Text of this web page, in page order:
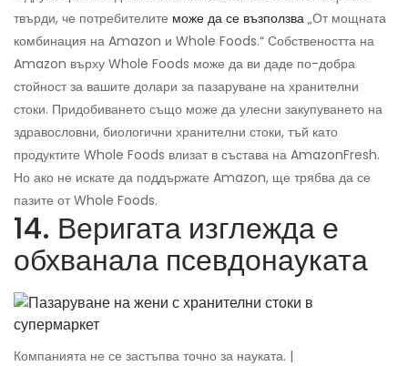
твърди, че потребителите може да се възползва „От мощната
комбинация на Amazon и Whole Foods.“ Собствеността на
Amazon върху Whole Foods може да ви даде по-добра
стойност за вашите долари за пазаруване на хранителни
стоки. Придобиването също може да улесни закупуването на
здравословни, биологични хранителни стоки, тъй като
продуктите Whole Foods влизат в състава на AmazonFresh.
Но ако не искате да поддържате Amazon, ще трябва да се
пазите от Whole Foods.
14. Веригата изглежда е
обхванала псевдонауката
Компанията не се застъпва точно за науката. |